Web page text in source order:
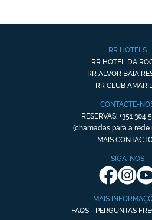
RR HOTELS
RR HOTEL DA
RR ALVOR BAÍA
RR CLUB
CONTACTE-
RESERVAS: +351 304
(chamadas para a rede
MAIS
SIGA-NOS
MAIS
FAQS - PERGUNTAS